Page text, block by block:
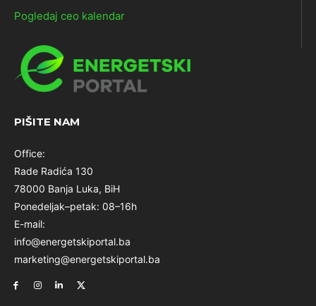
Pogledaj ceo kalendar
PIŠITE NAM
Office:
Rade Radića 130
78000 Banja Luka, BiH
Ponedeljak–petak: 08–16h
E-mail:
info@energetskiportal.ba
marketing@energetskiportal.ba